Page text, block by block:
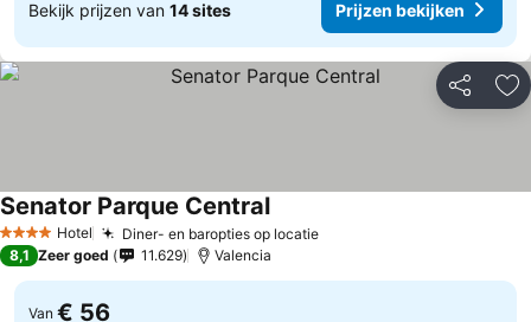
Bekijk prijzen van 14 sites Prijzen bekijken
Delen
4 SterrenHotel Diner- en baropties op locatie
Senator Parque Central
8,1 Zeer goed 11.629 Valencia
Van € 56